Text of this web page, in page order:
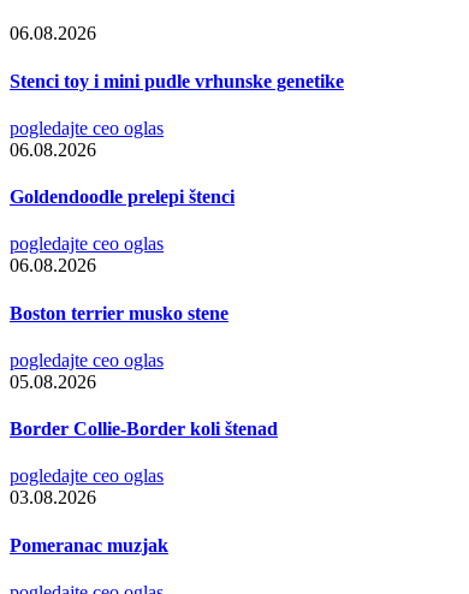
06.08.2026
Stenci toy i mini pudle vrhunske genetike
pogledajte ceo oglas
06.08.2026
Goldendoodle prelepi štenci
pogledajte ceo oglas
06.08.2026
Boston terrier musko stene
pogledajte ceo oglas
05.08.2026
Border Collie-Border koli štenad
pogledajte ceo oglas
03.08.2026
Pomeranac muzjak